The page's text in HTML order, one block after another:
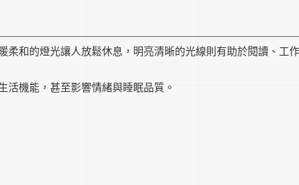
和的燈光讓人放鬆休息，明亮清晰的光線則有助於閱讀、工
活機能，甚至影響情緒與睡眠品質。